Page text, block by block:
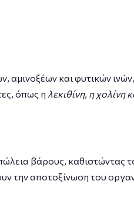
αμινοξέων και φυτικών
όπως η λεκιθίνη, η χολίνη
βάρους, καθιστώντας
την αποτοξίνωση του